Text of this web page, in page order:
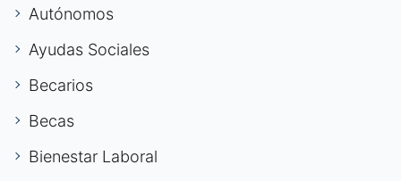
Autónomos
Ayudas Sociales
Becarios
Becas
Bienestar Laboral